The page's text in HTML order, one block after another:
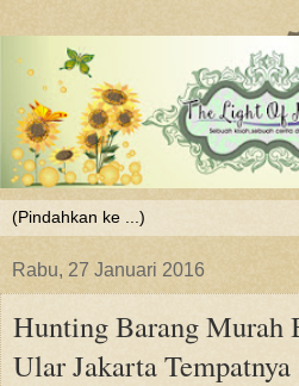
Rabu, 27 Januari 2016
Hunting Barang Murah
Ular Jakarta Tempatnya